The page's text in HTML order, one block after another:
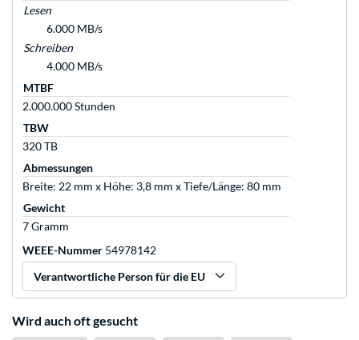
Lesen
6.000 MB/s
Schreiben
4.000 MB/s
MTBF
2.000.000 Stunden
TBW
320 TB
Abmessungen
Breite: 22 mm x Höhe: 3,8 mm x Tiefe/Länge: 80 mm
Gewicht
7 Gramm
WEEE-Nummer 54978142
Verantwortliche Person für die EU
Wird auch oft gesucht